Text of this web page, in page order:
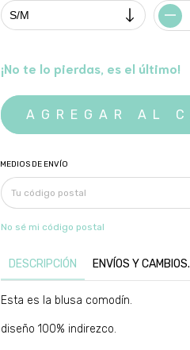
¡No te lo pierdas, es el último!
MEDIOS DE ENVÍO
No sé mi código postal
DESCRIPCIÓN ENVÍOS Y CAMBIOS.
Esta es la blusa comodín.
diseño 100% indirezco.